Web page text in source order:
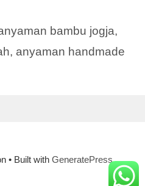
bambu jogja,
, anyaman handmade
• Built with GeneratePress